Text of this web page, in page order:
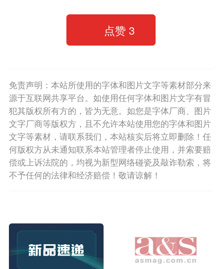
点赞 3
免责声明：本站所使用的字体和图片文字等素材部分来
源于互联网共享平台。如使用任何字体和图片文字有冒
犯其版权所有方的，皆为无意。如您是字体厂商、图片
文字厂商等版权方，且不允许本站使用您的字体和图片
文字等素材，请联系我们，本站核实后将立即删除！任
何版权方从未通知联系本站管理者停止使用，并索要赔
偿或上诉法院的，均视为新型网络碰瓷及敲诈勒索，将
不予任何的法律和经济赔偿！敬请谅解！